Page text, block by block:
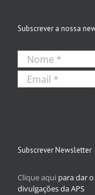
Subscrever a nossa
Subscrever Newsletter
Clique aqui para dar
divulgações da APS